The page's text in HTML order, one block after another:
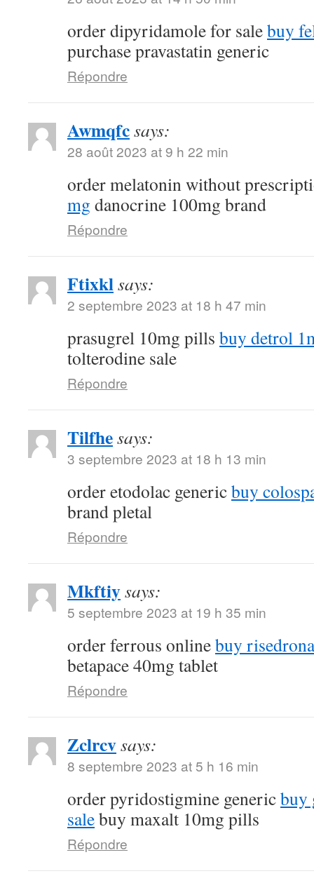
order dipyridamole for salebuy
purchase pravastatin generic
Répondre
Awmqfcsays:
28 août 2023 at 9 h 22 min
order melatonin without
mg danocrine 100mg brand
Répondre
Ftixklsays:
2 septembre 2023 at 18 h 47 min
prasugrel 10mg pills buy detrol
tolterodine sale
Répondre
Tilfhesays:
3 septembre 2023 at 18 h 13 min
order etodolac genericbuy
brand pletal
Répondre
Mkftiysays:
5 septembre 2023 at 19 h 35 min
order ferrous onlinebuy
betapace 40mg tablet
Répondre
Zclrcvsays:
8 septembre 2023 at 5 h 16 min
order pyridostigmine genericbuy
salebuy maxalt 10mg pills
Répondre